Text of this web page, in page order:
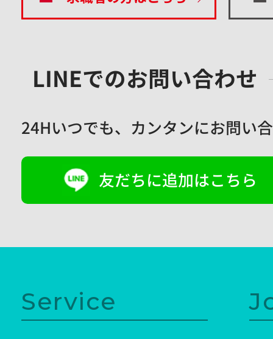
LINEでのお問い合わせ
24Hいつでも、 カンタンにお問い
友だちに追加はこちら
Service